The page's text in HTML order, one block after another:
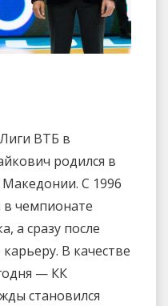
ВТБ в
родился в
С 1996
в чемпионате
а сразу после
В качестве
— КК
становился